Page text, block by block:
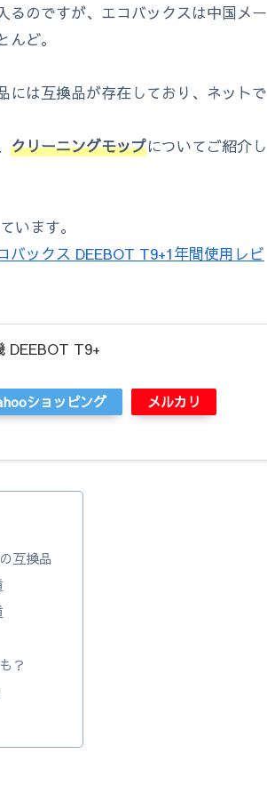
るのですが、エコバックスは中国メー
ど。
には互換品が存在しており、ネットで
クリーニングモップについてご紹介し
います。
バックス DEEBOT T9+1年間使用レビ
DEEBOT T9+
ショッピング メルカリ
互換品
？